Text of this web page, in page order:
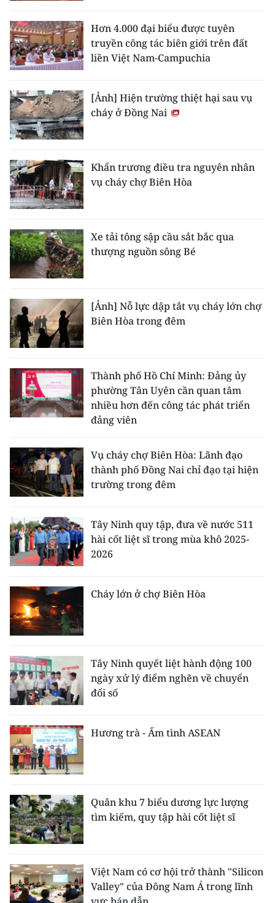
Hơn 4.000 đại biểu được tuyên
truyền công tác biên giới trên đất
liền Việt Nam-Campuchia
[Ảnh] Hiện trường thiệt hại sau vụ
cháy ở Đồng Nai
Khẩn trương điều tra nguyên nhân
vụ cháy chợ Biên Hòa
Xe tải tông sập cầu sắt bắc qua
thượng nguồn sông Bé
[Ảnh] Nỗ lực dập tắt vụ cháy lớn chợ
Biên Hòa trong đêm
Thành phố Hồ Chí Minh: Đảng ủy
phường Tân Uyên cần quan tâm
nhiều hơn đến công tác phát triển
đảng viên
Vụ cháy chợ Biên Hòa: Lãnh đạo
thành phố Đồng Nai chỉ đạo tại hiện
trường trong đêm
Tây Ninh quy tập, đưa về nước 511
hài cốt liệt sĩ trong mùa khô 2025-
2026
Cháy lớn ở chợ Biên Hòa
Tây Ninh quyết liệt hành động 100
ngày xử lý điểm nghẽn về chuyển
đổi số
Hương trà - Ấm tình ASEAN
Quân khu 7 biểu dương lực lượng
tìm kiếm, quy tập hài cốt liệt sĩ
Việt Nam có cơ hội trở thành "Silicon
Valley" của Đông Nam Á trong lĩnh